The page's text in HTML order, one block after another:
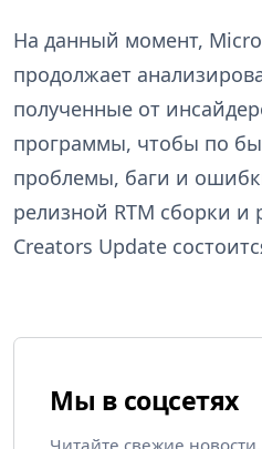
На данный момент,
продолжает
полученные от
программы, чтобы по
проблемы, баги и
релизной RTM сборки и
Creators Update
Мы в соцсетях
Читайте свежие